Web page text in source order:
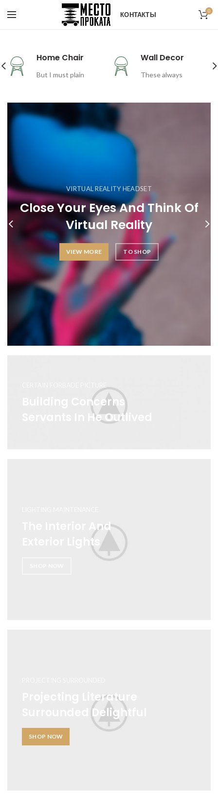
КОНТАКТЫ 0
Home Chair
But I must plain
Wall Decor
These always
The Interior And
Exterior Lights
Projecting Literature
Surrounded Delightful
SHOP NOW
VIRTUAL REALITY HEADSET
Close Your Eyes And Think Of
Virtual Reality
VIEW MORE TO SHOP
Building Concerns
Servants In He Outlived